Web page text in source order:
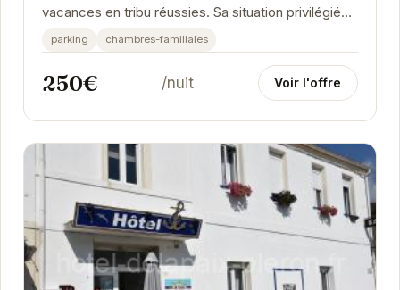
vacances en tribu réussies. Sa situation privilégiée
à proximité de la plage et ses...
parking chambres-familiales
250€ /nuit Voir l'offre